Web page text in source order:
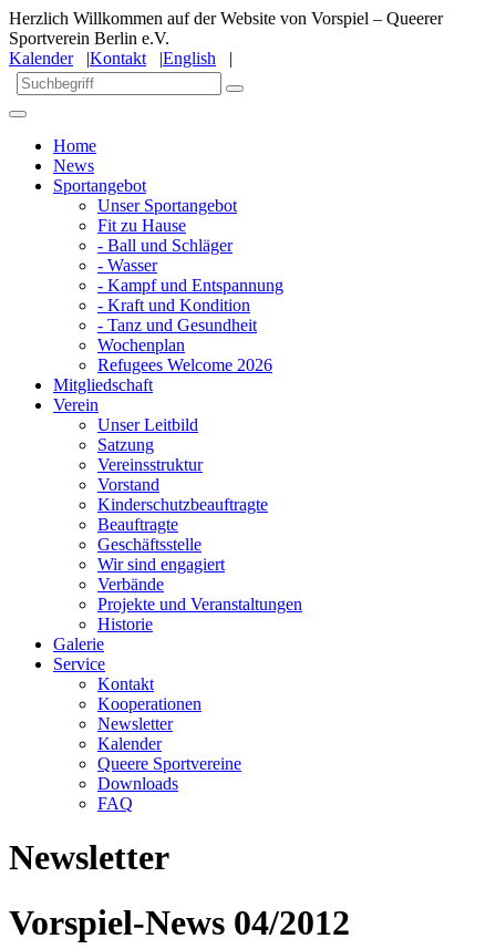
Herzlich Willkommen auf der Website von Vorspiel – Queerer
Sportverein Berlin e.V.
Kalender|Kontakt |English |
Home
News
Sportangebot
Unser Sportangebot
Fit zu Hause
- Ball und Schläger
- Wasser
- Kampf und Entspannung
- Kraft und Kondition
- Tanz und Gesundheit
Wochenplan
Refugees Welcome 2026
Mitgliedschaft
Verein
Unser Leitbild
Satzung
Vereinsstruktur
Vorstand
Kinderschutzbeauftragte
Beauftragte
Geschäftsstelle
Wir sind engagiert
Verbände
Projekte und Veranstaltungen
Historie
Galerie
Service
Kontakt
Kooperationen
Newsletter
Kalender
Queere Sportvereine
Downloads
FAQ
Newsletter
Vorspiel-News 04/2012